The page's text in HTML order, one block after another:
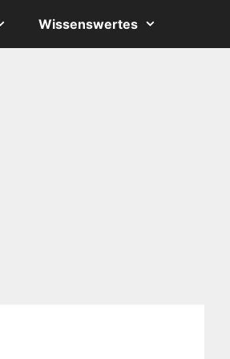
Wissenswertes